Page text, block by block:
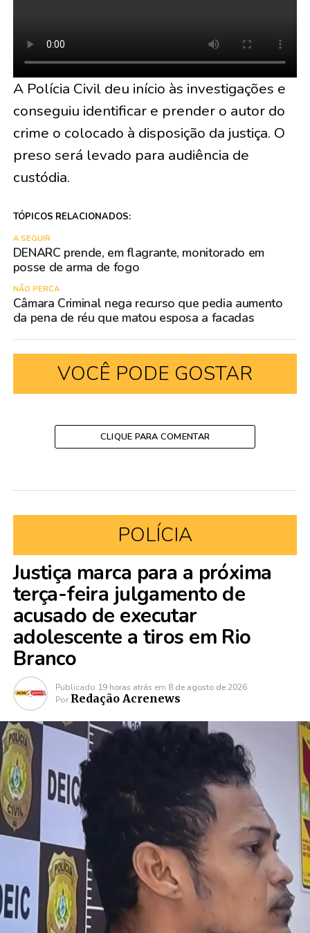
A Polícia Civil deu início às investigações e
conseguiu identificar e prender o autor do
crime o colocado à disposição da justiça. O
preso será levado para audiência de
custódia.
TÓPICOS RELACIONADOS:
A SEGUIR
DENARC prende, em flagrante, monitorado em
posse de arma de fogo
NÃO PERCA
Câmara Criminal nega recurso que pedia aumento
da pena de réu que matou esposa a facadas
VOCÊ PODE GOSTAR
CLIQUE PARA COMENTAR
POLÍCIA
Justiça marca para a próxima
terça-feira julgamento de
acusado de executar
adolescente a tiros em Rio
Branco
Publicado 19 horas atrás em 8 de agosto de 2026
Por Redação Acrenews